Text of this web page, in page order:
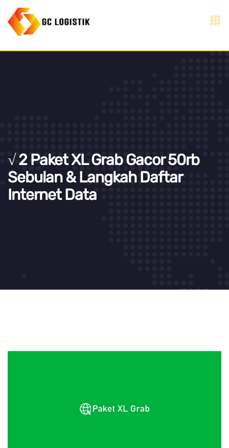
√ 2 Paket XL Grab Gacor 50rb
Sebulan & Langkah Daftar
Internet Data